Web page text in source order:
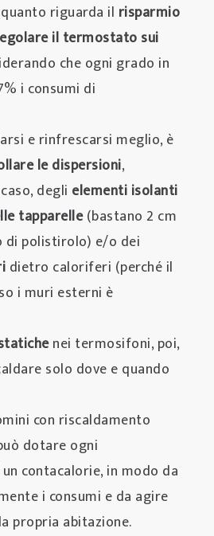
riguarda il risparmio
il termostato sui
che ogni grado in
i consumi di
e rinfrescarsi meglio, è
le dispersioni,
degli elementi isolanti
tapparelle(bastano 2 cm
di polistirolo) e/o dei
dietro caloriferi (perché il
i muri esterni è
nei termosifoni, poi,
solo dove e quando
con riscaldamento
dotare ogni
contacalorie, in modo da
i consumi e da agire
propria abitazione.